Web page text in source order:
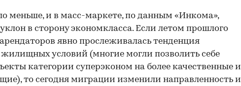
меньше, и в масс-маркете, по данным «Инкома»,
в сторону экономкласса. Если летом прошлого
явно прослеживалась тенденция
условий (многие могли позволить себе
категории суперэконом на более качественные и
то сегодня миграции изменили направленность и